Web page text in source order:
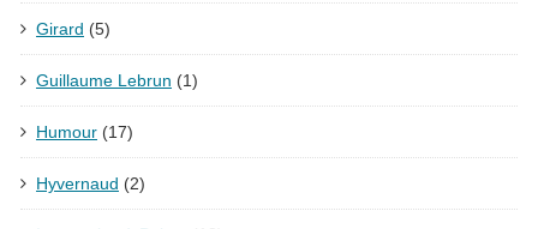
Girard (5)
Guillaume Lebrun (1)
Humour (17)
Hyvernaud (2)